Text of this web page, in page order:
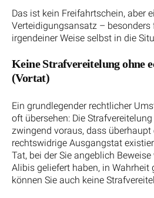
Das ist kein Freifahrtschein, aber
Verteidigungsansatz – besonders
irgendeiner Weise selbst in die
Keine Strafvereitelung ohne
(Vortat)
Ein grundlegender rechtlicher
oft übersehen: Die
zwingend voraus, dass überhaupt
rechtswidrige Ausgangstat
Tat, bei der Sie angeblich
Alibis geliefert haben, in Wahrheit
können Sie auch keine